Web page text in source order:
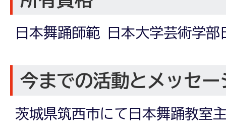
日本舞踊師範 日本大学芸術学部
今までの活動とメッセー
茨城県筑西市にて日本舞踊教室